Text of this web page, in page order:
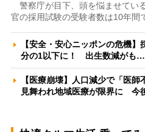
警察庁が目下、頭を悩ませてい
官の採用試験の受験者数は10年間
【安全・安心ニッポンの危機
分の1以下に！ 出生数減がも…
【医療崩壊】人口減少で「医
見舞われ地域医療が限界に 今